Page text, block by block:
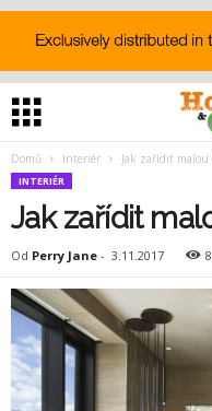
Domů Interiér Jak zařídit
INTERIÉR
Jak zařídit
Od Perry Jane - 3.11.2017